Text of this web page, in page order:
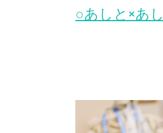
○あしと×あ